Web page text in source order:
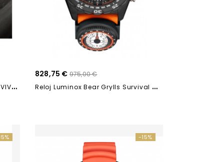
R
ELOJ LUMINOX BEAR GRYLLS SURVIVAL ECO 3703
828,75 € 975,00 €
R
Eloj Luminox Bear Grylls Survival Master...
-15%